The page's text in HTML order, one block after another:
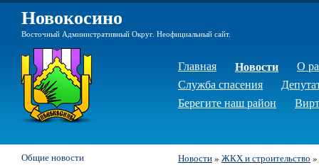
Новокосино
Восточный Административный Округ. Неофициальный сайт.
Главная Новости
О
Служба спасения
Берегите наш район
Новости» ЖКХ и строительство »
Общие новости